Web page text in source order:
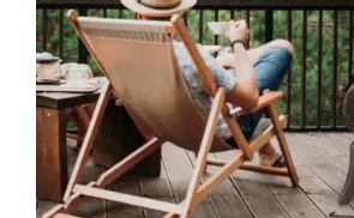
IN DEN WARENKORB
DETAILS